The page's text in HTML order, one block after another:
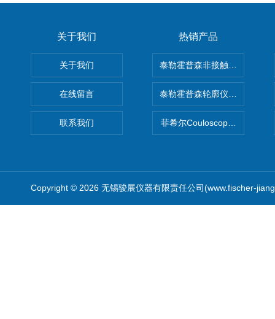
关于我们
关于我们
在线留言
联系我们
热销产品
泰勒霍普森非接触式轮廓仪
泰勒霍普森轮廓仪|TAYLOR
菲希尔Couloscope CMS2电
Copyright © 2026 无锡骏展仪器有限责任公司(www.fischer-